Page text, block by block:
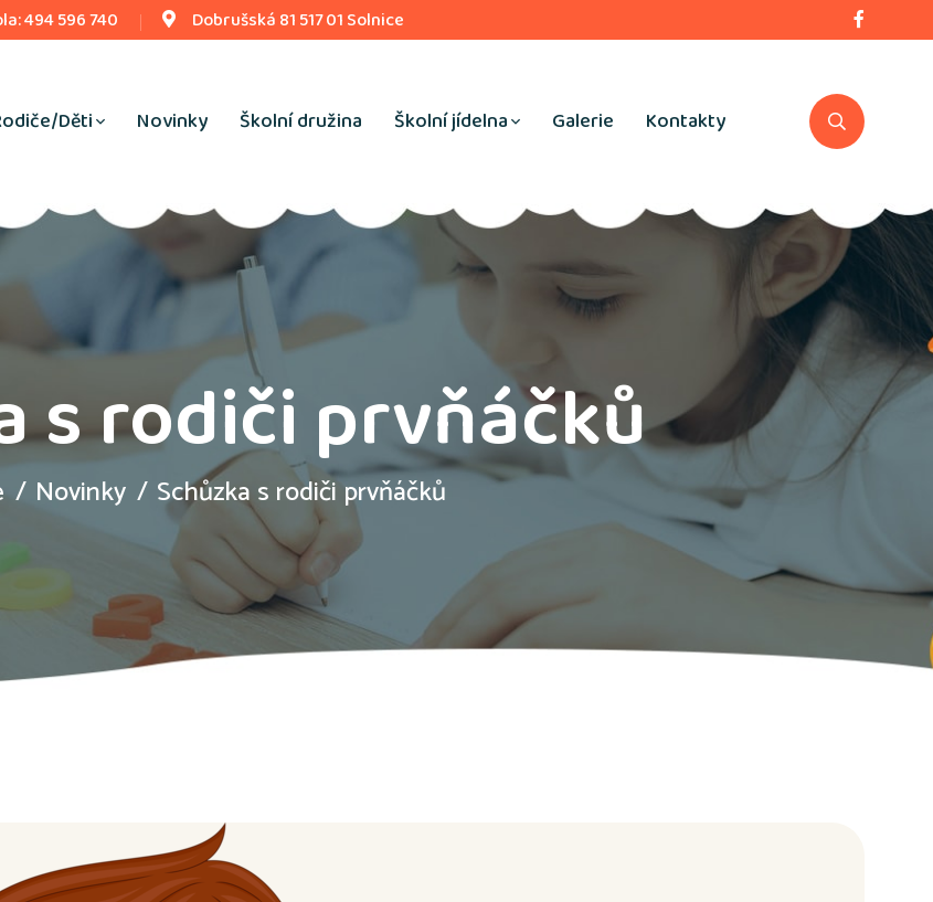
494 596 740 Dobrušská 81 517 01 Solnice
Děti Novinky Školní družina Školní jídelna Galerie Kontakty
s rodiči prvňáčků
Novinky Schůzka s rodiči prvňáčků